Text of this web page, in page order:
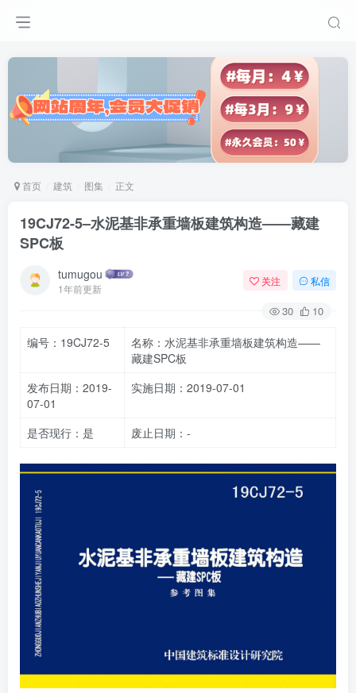
首页 建筑 图集 正文
19CJ72-5–水泥基非承重墙板建筑构造——藏建
SPC板
tumugou
1年前更新
关注 私信
30 10
编号：19CJ72-5
名称：水泥基非承重墙板建筑构造——
藏建SPC板
发布日期：2019-
07-01
实施日期：2019-07-01
是否现行：是 废止日期：-